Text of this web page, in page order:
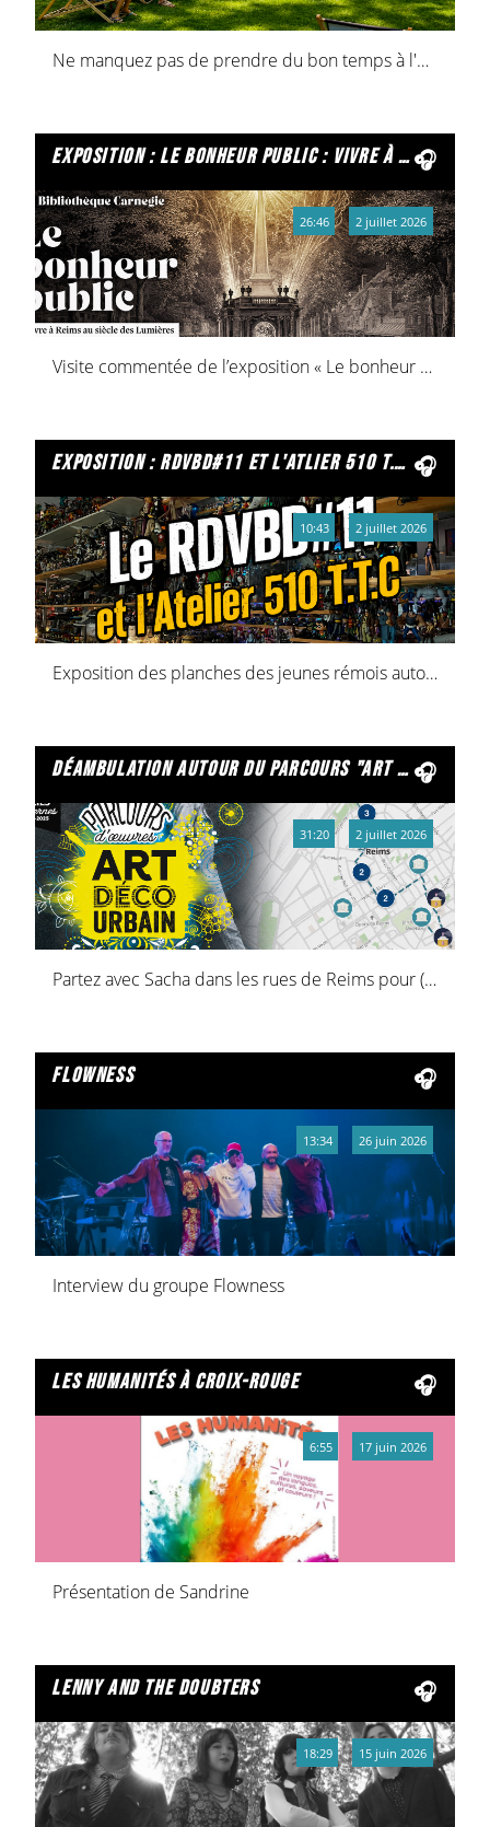
Ne manquez pas de prendre du bon temps à l'ombre aux promenades Schneiter ! Activités sportives, ludiques, éducatives, relax... bref tout ce qu'il faut pour un bel été à Reims !
exposition : le bonheur public : vivre à reims au siècle des lumières
Visite commentée de l’exposition « Le bonheur public : vivre à Reims au siècle des Lumières », à la bibliothèque Carnegie. Jusqu'au 1er Août !
26:46 2 juillet 2026
exposition : rdvbd#11 et l'atlier 510 t.t.c
Exposition des planches des jeunes rémois autour de la BD et du manga, et présentation de l'Atelier 510 T.T.C !!
10:43 2 juillet 2026
déambulation autour du parcours "art déco 1925 art urbain 2025"
Partez avec Sacha dans les rues de Reims pour (re)découvrir le parcours "Art Deco 1925 Art Urbain 2025" !
31:20 2 juillet 2026
flowness
Interview du groupe Flowness
13:34 26 juin 2026
les humanités à croix-rouge
Présentation de Sandrine
6:55 17 juin 2026
lenny and the doubters
18:29 15 juin 2026